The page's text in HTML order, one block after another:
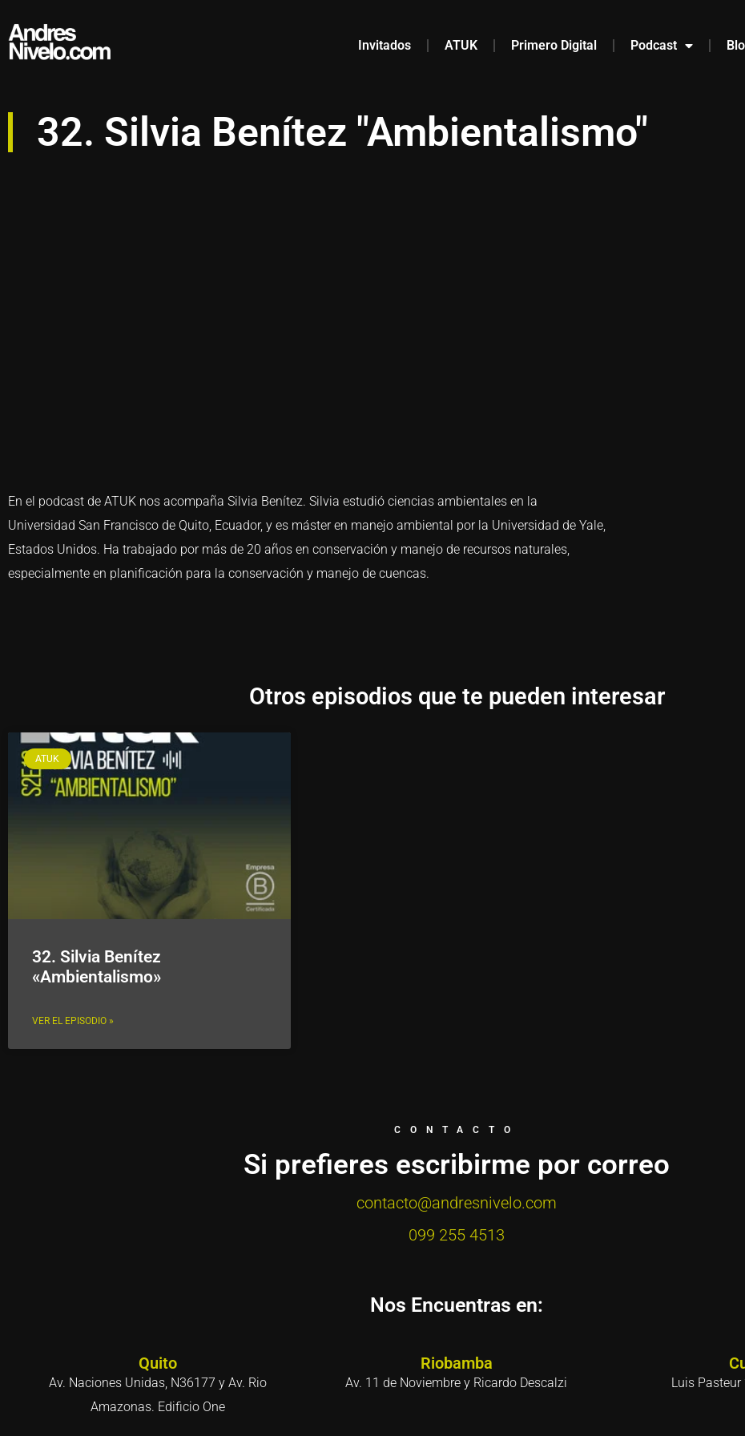
Invitados ATUK Primero Digital Podcast
32. Silvia Benítez "Ambientalismo"
En el podcast de ATUK nos acompaña Silvia Benítez. Silvia estudió ciencias ambientales en la
Universidad San Francisco de Quito, Ecuador, y es máster en manejo ambiental por la Universidad de Yale,
Estados Unidos. Ha trabajado por más de 20 años en conservación y manejo de recursos naturales,
especialmente en planificación para la conservación y manejo de cuencas.
Otros episodios que te pueden interesar
ATUK
32. Silvia Benítez
«Ambientalismo»
VER EL EPISODIO »
CONTACTO
Si prefieres escribirme por correo
contacto@andresnivelo.com
099 255 4513
Nos Encuentras en:
Quito
Av. Naciones Unidas, N36177 y Av. Rio
Amazonas. Edificio One
Riobamba
Av. 11 de Noviembre y Ricardo Descalzi Luis